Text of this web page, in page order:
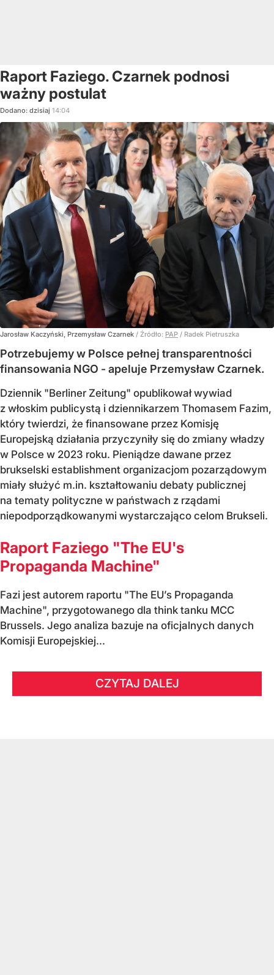
Raport Faziego. Czarnek podnosi
ważny postulat
Dodano: dzisiaj 14:04
Jarosław Kaczyński, Przemysław Czarnek / Źródło: PAP / Radek Pietruszka
Potrzebujemy w Polsce pełnej transparentności
finansowania NGO - apeluje Przemysław Czarnek.
Dziennik "Berliner Zeitung" opublikował wywiad
z włoskim publicystą i dziennikarzem Thomasem Fazim,
który twierdzi, że finansowane przez Komisję
Europejską działania przyczyniły się do zmiany władzy
w Polsce w 2023 roku. Pieniądze dawane przez
brukselski establishment organizacjom pozarządowym
miały służyć m.in. kształtowaniu debaty publicznej
na tematy polityczne w państwach z rządami
niepodporządkowanymi wystarczająco celom Brukseli.
Raport Faziego "The EU's
Propaganda Machine"
Fazi jest autorem raportu "The EU’s Propaganda
Machine", przygotowanego dla think tanku MCC
Brussels. Jego analiza bazuje na oficjalnych danych
Komisji Europejskiej...
CZYTAJ DALEJ